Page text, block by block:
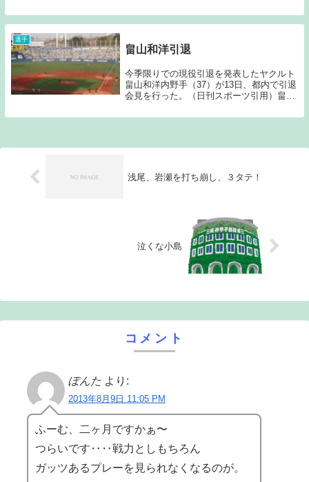
た。東洋大時代から注目されていた剛腕サ
ウスポーなのだが、プロ1年目は怪我にも
選手
畠山和洋引退
今季限りでの現役引退を発表したヤクルト
畠山和洋内野手（37）が13日、都内で引退
会見を行った。（日刊スポーツ引用）畠山
なった。専大北上高校時代からその長打力
浅尾、岩瀬を打ち崩し、３タテ！
泣くな小島
コメント
ぽんた より:
2013年8月9日 11:05 PM
ふーむ、二ヶ月ですかぁ〜
つらいです‥‥戦力としもちろん
ガッツあるプレーを見られなくなるのが。